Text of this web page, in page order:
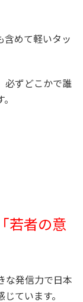
含めて軽いタッ
必ずどこかで誰
「若者の意
な発信力で日本
ています。